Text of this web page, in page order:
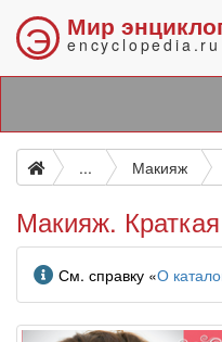
Э Мир
encyclopedia.ru
... Макияж
Макияж.
Информация
См. справку «О